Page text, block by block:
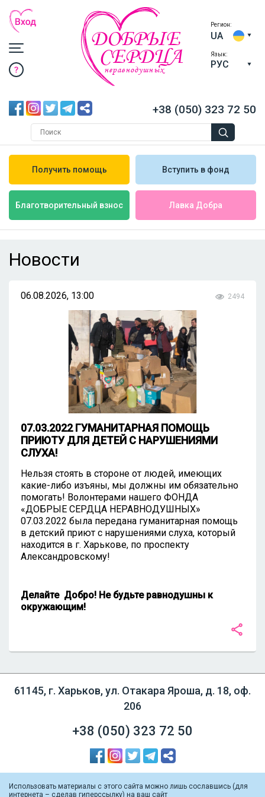
СЕРДЦА
ДОБРЫЕ
неравнодушных
Регион:
UA
Язык:
РУС
+38 (050) 323 72 50
Получить помощь Вступить в фонд
Благотворительный взнос Лавка Добра
Новости
06.08.2026, 13:00 2494
07.03.2022 ГУМАНИТАРНАЯ ПОМОЩЬ
ПРИЮТУ ДЛЯ ДЕТЕЙ С НАРУШЕНИЯМИ
СЛУХА!
Нельзя стоять в стороне от людей, имеющих
какие-либо изъяны, мы должны им обязательно
помогать! Волонтерами нашего ФОНДА
«ДОБРЫЕ СЕРДЦА НЕРАВНОДУШНЫХ»
07.03.2022 была передана гуманитарная помощь
в детский приют с нарушениями слуха, который
находится в г. Харькове, по проспекту
Александровскому!
Делайте Добро! Не будьте равнодушны к
окружающим!
61145, г. Харьков, ул. Отакара Яроша, д. 18, оф.
206
+38 (050) 323 72 50
Использовать материалы с этого сайта можно лишь сославшись (для
интернета – сделав гиперссылку) на ваш сайт